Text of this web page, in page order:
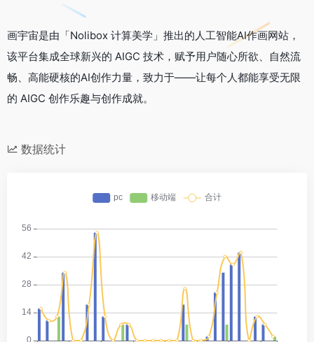
画宇宙是由「Nolibox 计算美学」推出的人工智能AI作画网站，
该平台集成全球新兴的 AIGC 技术，赋予用户随心所欲、自然流
畅、高能硬核的AI创作力量，致力于——让每个人都能享受无限
的 AIGC 创作乐趣与创作成就。
数据统计